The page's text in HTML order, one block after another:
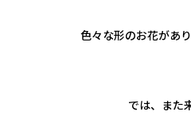
色々な形のお花が
では、また